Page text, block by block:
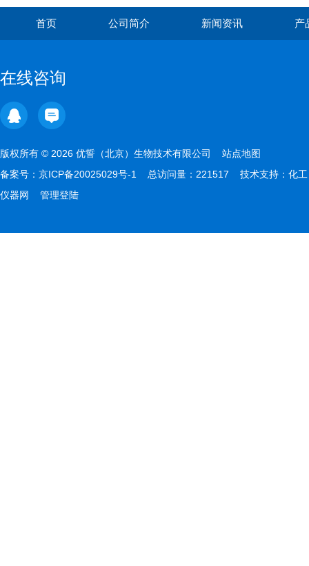
首页 公司简介 新闻资讯 产
在线咨询
版权所有 © 2026 优誓（北京）生物技术有限公司 站点地图
备案号： 京ICP备20025029号-1 总访问量：221517 技术支持： 化工
仪器网
管理登陆